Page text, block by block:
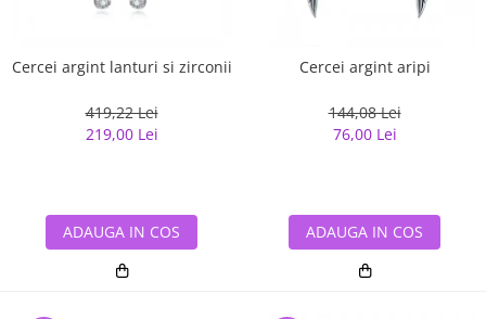
Cercei argint lanturi si zirconii
419,22 Lei
219,00 Lei
ADAUGA IN COS
Cercei argint aripi
144,08 Lei
76,00 Lei
ADAUGA IN COS